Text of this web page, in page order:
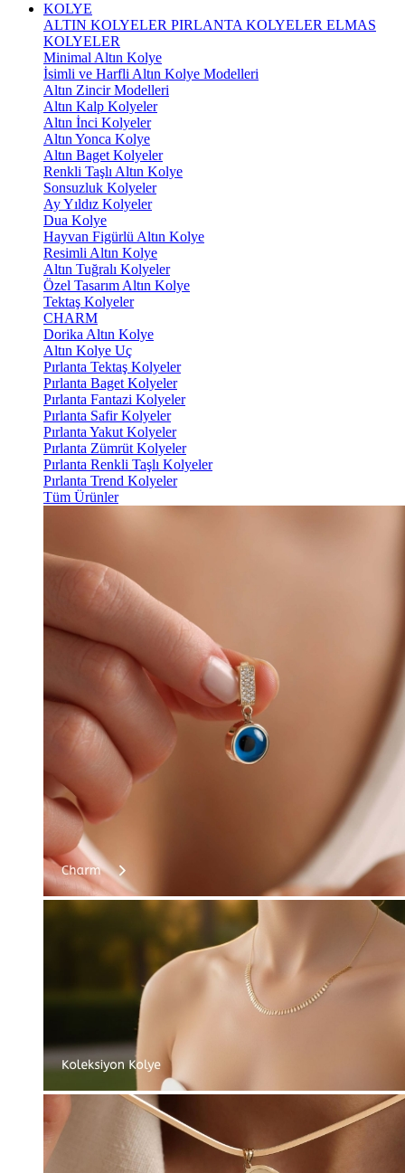
KOLYE
ALTIN KOLYELER PIRLANTA KOLYELER ELMAS
KOLYELER
Minimal Altın Kolye
İsimli ve Harfli Altın Kolye Modelleri
Altın Zincir Modelleri
Altın Kalp Kolyeler
Altın İnci Kolyeler
Altın Yonca Kolye
Altın Baget Kolyeler
Renkli Taşlı Altın Kolye
Sonsuzluk Kolyeler
Ay Yıldız Kolyeler
Dua Kolye
Hayvan Figürlü Altın Kolye
Resimli Altın Kolye
Altın Tuğralı Kolyeler
Özel Tasarım Altın Kolye
Tektaş Kolyeler
CHARM
Dorika Altın Kolye
Altın Kolye Uç
Pırlanta Tektaş Kolyeler
Pırlanta Baget Kolyeler
Pırlanta Fantazi Kolyeler
Pırlanta Safir Kolyeler
Pırlanta Yakut Kolyeler
Pırlanta Zümrüt Kolyeler
Pırlanta Renkli Taşlı Kolyeler
Pırlanta Trend Kolyeler
Tüm Ürünler